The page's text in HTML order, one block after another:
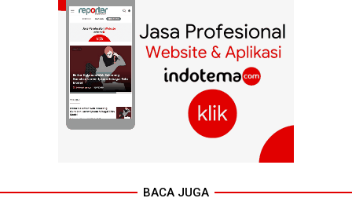
BACA JUGA